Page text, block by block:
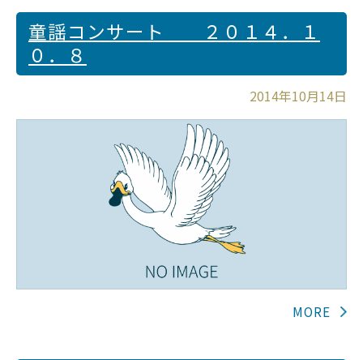
童謡コンサート ２０１４．１
０．８
2014年10月14日